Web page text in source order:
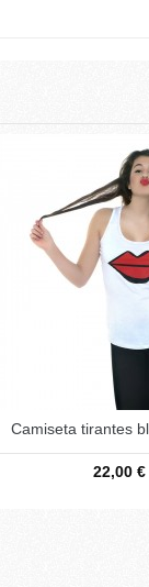
Camiseta tirantes
22,00 €